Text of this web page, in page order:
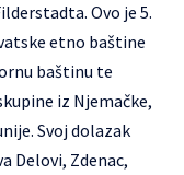
Ovo je 5.
etno baštine
baštinu te
iz Njemačke,
Svoj dolazak
Delovi, Zdenac,